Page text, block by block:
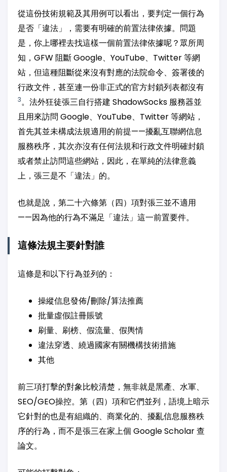
從這份技術規範及其用例可以看出，要判定一個行為
是否「違法」，需要有明確的前置法律依據。問題
是，你上哪裡去找這樣一個前置法律依據呢？眾所周
知，GFW 阻斷 Google、YouTube、Twitter 等網
站，但這種阻斷從來沒有對應的法院命令、簽署後的
行政文件，甚至連一份非正式的官方封鎖列表都沒有
3。法外狂徒張三自行搭建 ShadowSocks 服務器並
且用來訪問 Google、YouTube、Twitter 等網站，
首先其並未構成法規適用的前提——擾亂互聯網信息
服務秩序，其次亦沒有任何法規和行政文件明確封鎖
或者禁止訪問這些網站，因此，在單純的法律意義
上，張三是不「違法」的。
也就是說，第二十六條第（四）項對張三並不適用
——因為他的行為不滿足「違法」這一前置要件。
這條法規主要針對誰
這條是和以下行為並列的：
操縱信息發佈/刪除/算法推薦
批量虛假註冊賬號
刷量、刷榜、假流量、假輿情
違法穿透、繞過國家有關機構技術措施
其他
前三項打擊的對象比較清楚，無非就是黑產、水軍、
SEO/GEO操控。第（四）項和它們並列，語境上暗示
它針對的也是有組織的、商業化的、擾亂信息服務秩
序的行為，而不是張三在家上個 Google Scholar 查
論文。